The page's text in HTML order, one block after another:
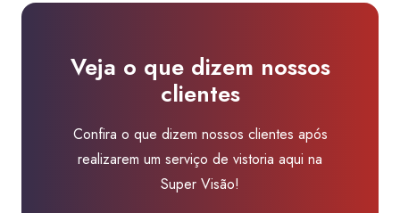
quantidadeVeja o que dizem nossos
clientes
Confira o que dizem nossos clientes após
realizarem um serviço de vistoria aqui na
Super Visão!